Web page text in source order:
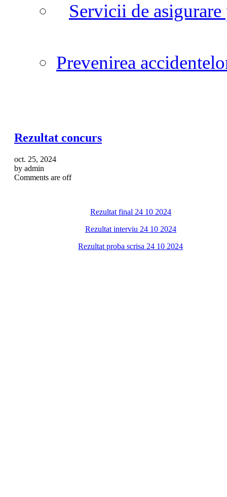
Servicii de
Prevenirea
Rezultat concurs
oct. 25, 2024
by admin
Comments are off
Rezultat final 24 10 2024
Rezultat interviu 24 10 2024
Rezultat proba scrisa 24 10 2024